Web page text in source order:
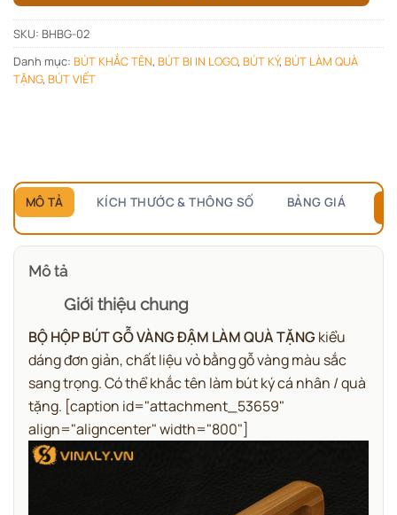
SKU: BHBG-02
Danh mục: BÚT KHẮC TÊN, BÚT BI IN LOGO, BÚT KÝ, BÚT LÀM QUÀ
TẶNG, BÚT VIẾT
MÔ TẢ KÍCH THƯỚC & THÔNG SỐ BẢNG GIÁ
Mô tả
Giới thiệu chung
BỘ HỘP BÚT GỖ VÀNG ĐẬM LÀM QUÀ TẶNG kiểu
dáng đơn giản, chất liệu vỏ bằng gỗ vàng màu sắc
sang trọng. Có thể khắc tên làm bút ký cá nhân / quà
tặng. [caption id="attachment_53659"
align="aligncenter" width="800"]